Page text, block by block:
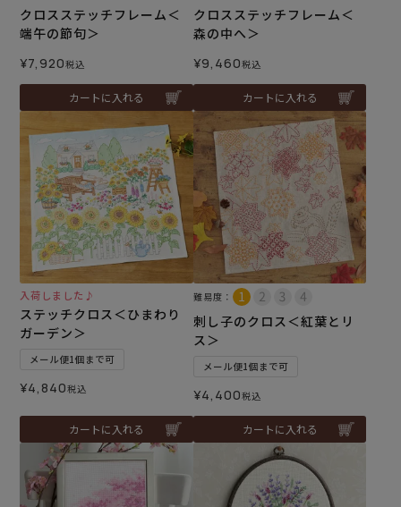
クロスステッチフレーム＜
端午の節句＞
¥7,920税込
カートに入れる
クロスステッチフレーム＜
森の中へ＞
¥9,460税込
カートに入れる
入荷しました♪
ステッチクロス＜ひまわり
ガーデン＞
メール便1個まで可
¥4,840税込
カートに入れる
難易度：
刺し子のクロス＜紅葉とリ
ス＞
メール便1個まで可
¥4,400税込
カートに入れる